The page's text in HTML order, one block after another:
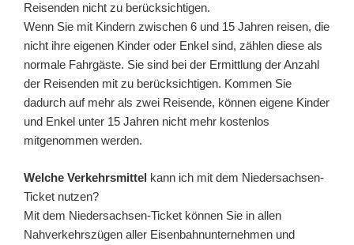
Reisenden nicht zu berücksichtigen.
Wenn Sie mit Kindern zwischen 6 und 15 Jahren reisen, die
nicht ihre eigenen Kinder oder Enkel sind, zählen diese als
normale Fahrgäste. Sie sind bei der Ermittlung der Anzahl
der Reisenden mit zu berücksichtigen. Kommen Sie
dadurch auf mehr als zwei Reisende, können eigene Kinder
und Enkel unter 15 Jahren nicht mehr kostenlos
mitgenommen werden.
Welche Verkehrsmittel kann ich mit dem Niedersachsen-
Ticket nutzen?
Mit dem Niedersachsen-Ticket können Sie in allen
Nahverkehrszügen aller Eisenbahnunternehmen und